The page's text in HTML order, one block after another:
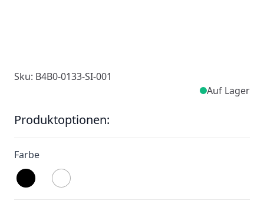
Sku: B4B0-0133-SI-001
Auf Lager
Produktoptionen:
Farbe